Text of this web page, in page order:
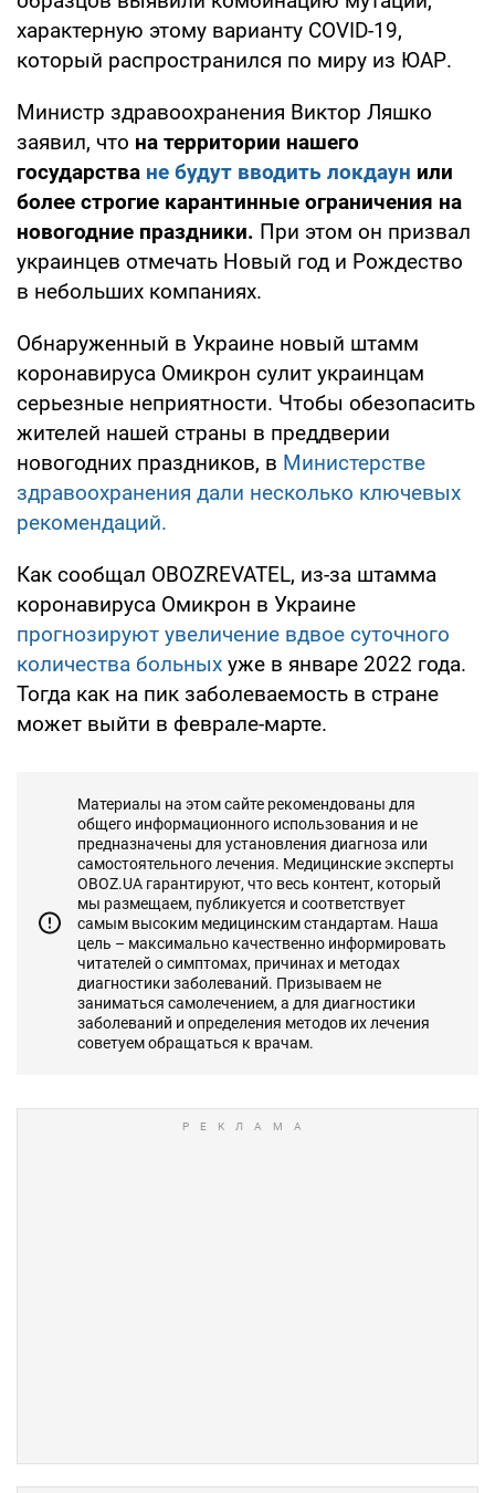
характерную этому варианту COVID-19,
который распространился по миру из ЮАР.
Министр здравоохранения Виктор Ляшко
заявил, что на территории нашего
государства не будут вводить локдаун или
более строгие карантинные ограничения на
новогодние праздники. При этом он призвал
украинцев отмечать Новый год и Рождество
в небольших компаниях.
Обнаруженный в Украине новый штамм
коронавируса Омикрон сулит украинцам
серьезные неприятности. Чтобы обезопасить
жителей нашей страны в преддверии
новогодних праздников, в Министерстве
здравоохранения дали несколько ключевых
рекомендаций.
Как сообщал OBOZREVATEL, из-за штамма
коронавируса Омикрон в Украине
прогнозируют увеличение вдвое суточного
количества больных уже в январе 2022 года.
Тогда как на пик заболеваемость в стране
может выйти в феврале-марте.
Материалы на этом сайте рекомендованы для
общего информационного использования и не
предназначены для установления диагноза или
самостоятельного лечения. Медицинские эксперты
OBOZ.UA гарантируют, что весь контент, который
мы размещаем, публикуется и соответствует
самым высоким медицинским стандартам. Наша
цель – максимально качественно информировать
читателей о симптомах, причинах и методах
диагностики заболеваний. Призываем не
заниматься самолечением, а для диагностики
заболеваний и определения методов их лечения
советуем обращаться к врачам.